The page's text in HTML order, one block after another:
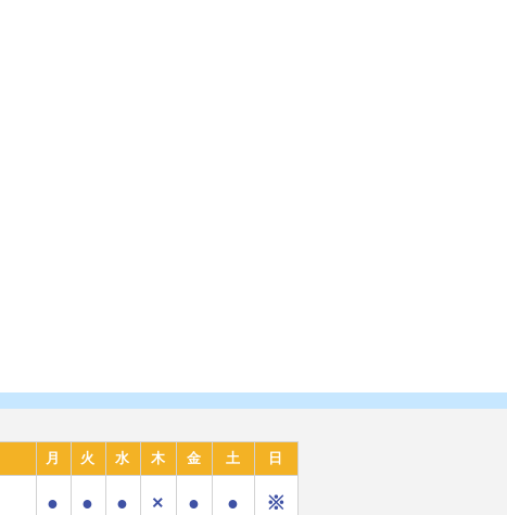
月 火 水 木 金 土 日
● ● ● × ● ● ※